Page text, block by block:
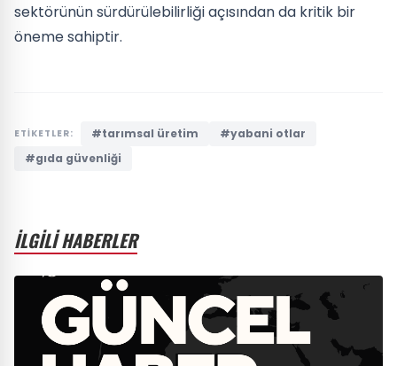
sektörünün sürdürülebilirliği açısından da kritik bir
öneme sahiptir.
ETİKETLER: #tarımsal üretim
#yabani otlar
#gıda güvenliği
İLGİLİ HABERLER